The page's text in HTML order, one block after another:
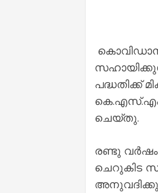
പദ്ധതിക്ക്
ചെയ്തു.
രണ്ടു വർഷം
ചെറുകിട